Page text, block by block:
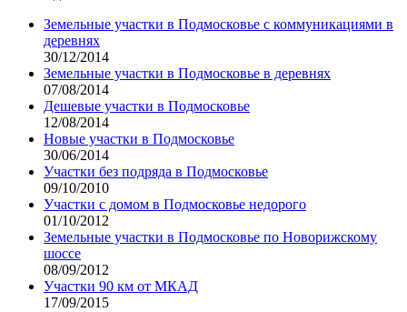
Земельные участки в Подмосковье с коммуникациями в
деревнях
30/12/2014
Земельные участки в Подмосковье в деревнях
07/08/2014
Дешевые участки в Подмосковье
12/08/2014
Новые участки в Подмосковье
30/06/2014
Участки без подряда в Подмосковье
09/10/2010
Участки с домом в Подмосковье недорого
01/10/2012
Земельные участки в Подмосковье по Новорижскому
шоссе
08/09/2012
Участки 90 км от МКАД
17/09/2015